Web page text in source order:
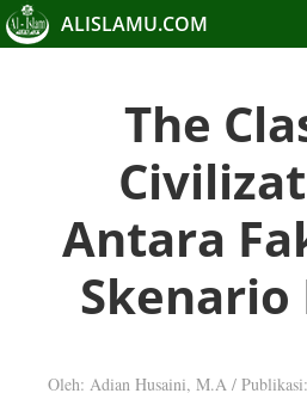
ALISLAMU.COM
The
Antara
Oleh: Adian Husaini, M.A /